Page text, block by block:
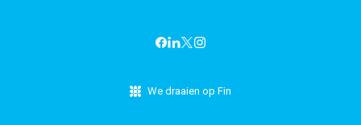
We draaien op Fin